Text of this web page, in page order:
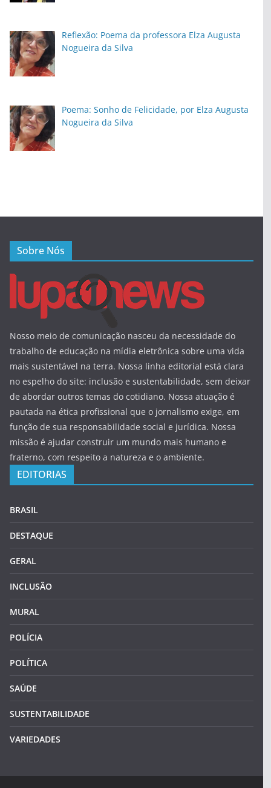
Reflexão: Poema da professora Elza Augusta
Nogueira da Silva
Poema: Sonho de Felicidade, por Elza Augusta
Nogueira da Silva
Sobre Nós
Nosso meio de comunicação nasceu da necessidade do
trabalho de educação na mídia eletrônica sobre uma vida
mais sustentável na terra. Nossa linha editorial está clara
no espelho do site: inclusão e sustentabilidade, sem deixar
de abordar outros temas do cotidiano. Nossa atuação é
pautada na ética profissional que o jornalismo exige, em
função de sua responsabilidade social e jurídica. Nossa
missão é ajudar construir um mundo mais humano e
fraterno, com respeito a natureza e o ambiente.
EDITORIAS
BRASIL
DESTAQUE
GERAL
INCLUSÃO
MURAL
POLÍCIA
POLÍTICA
SAÚDE
SUSTENTABILIDADE
VARIEDADES